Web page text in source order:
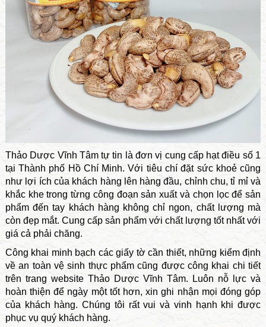
Thảo Dược Vĩnh Tâm tự tin là đơn vị cung cấp hạt điều số 1
tại Thành phố Hồ Chí Minh. Với tiêu chí đặt sức khoẻ cũng
như lợi ích của khách hàng lên hàng đầu, chỉnh chu, tỉ mỉ và
khắc khe trong từng công đoạn sản xuất và chọn lọc để sản
phẩm đến tay khách hàng không chỉ ngon, chất lượng mà
còn đẹp mắt. Cung cấp sản phẩm với chất lượng tốt nhất với
giá cả phải chăng.
Công khai minh bạch các giấy tờ cần thiết, những kiểm định
về an toàn vệ sinh thực phẩm cũng được công khai chi tiết
trên trang website Thảo Dược Vĩnh Tâm. Luôn nỗ lực và
hoàn thiện để ngày một tốt hơn, xin ghi nhận mọi đóng góp
của khách hàng. Chúng tôi rất vui và vinh hạnh khi được
phục vụ quý khách hàng.